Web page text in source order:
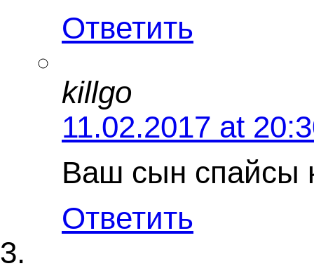
Ответить
killgo
11.02.2017 at
Ваш сын спайсы
Ответить